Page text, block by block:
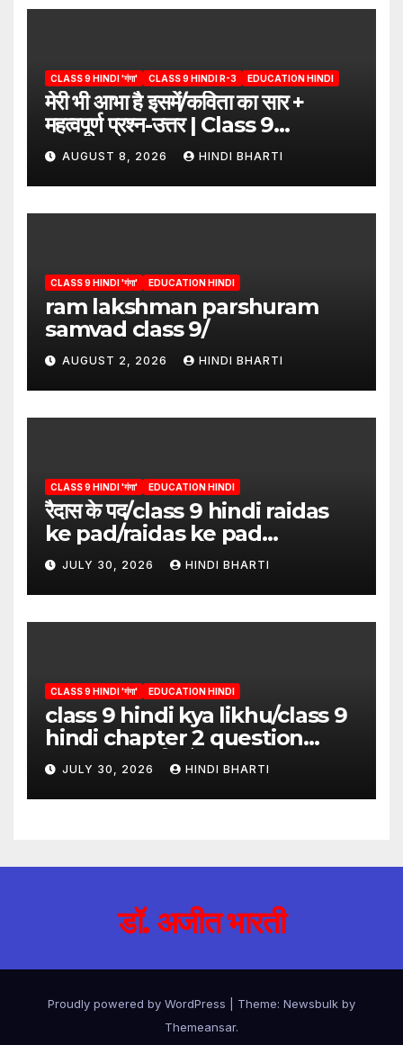
CLASS 9 HINDI 'गंगा' CLASS 9 HINDI R-3 EDUCATION HINDI
मेरी भी आभा है इसमें/कविता का सार +
महत्वपूर्ण प्रश्न-उत्तर | Class 9
Hindi”/meri bhi abha hai isme
question answers
AUGUST 8, 2026 HINDI BHARTI
CLASS 9 HINDI 'गंगा' EDUCATION HINDI
ram lakshman parshuram
samvad class 9/
AUGUST 2, 2026 HINDI BHARTI
CLASS 9 HINDI 'गंगा' EDUCATION HINDI
रैदास के पद/class 9 hindi raidas
ke pad/raidas ke pad
question answer/raidas ke
pad class 9
JULY 30, 2026 HINDI BHARTI
CLASS 9 HINDI 'गंगा' EDUCATION HINDI
class 9 hindi kya likhu/class 9
hindi chapter 2 question
answer/क्या लिखूँ-पदुमलाल/class 9
hindi
JULY 30, 2026 HINDI BHARTI
डॉ. अजीत भारती
Proudly powered by WordPress Theme: Newsbulk by
Themeansar.